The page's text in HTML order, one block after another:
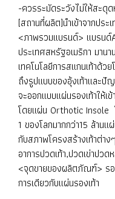
-ควรระมัดระวังไม่ให้สะดุ
[สถานที่ผลิต]นำเข้าจากปร
<ภาพรวมแบรนด์> แบรนด์
ประเทศสหรัฐอเมริกา มาน
เทคโนโลยีการสแกนเท้าด้ว
ถึงรูปแบบของอุ้งเท้าและปั
จะออกแบบแผ่นรองเท้าให้เ
โดยแผ่น Orthotic Insole
1 ของโลกมากกว่า15 ล้านแ
กับสภาพโครงสร้างเท้าต่า
อาการปวดเท้า,ปวดเข่าปว
<จุดขายของผลิตภัณฑ์> รอ
การเดียวกับแผ่นรองเท้า